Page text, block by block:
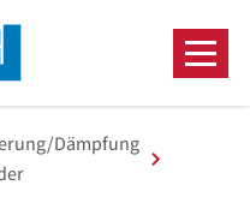
Dämpfung